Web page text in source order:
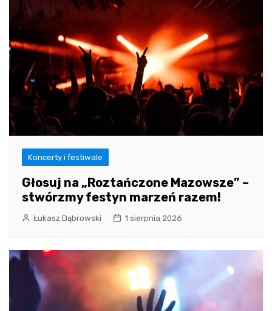
Koncerty i festiwale
Głosuj na „Roztańczone Mazowsze” –
stwórzmy festyn marzeń razem!
Łukasz Dąbrowski 1 sierpnia 2026